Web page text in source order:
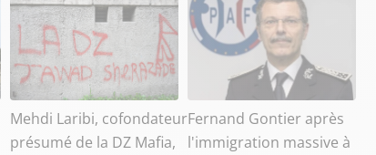
Mehdi Laribi, cofondateur
présumé de la DZ Mafia,
Fernand Gontier après
l'immigration massive à